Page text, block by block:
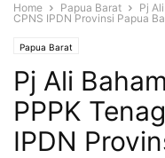
Home Papua Barat
Pj
CPNS IPDN Provinsi Papua
Papua Barat
Pj Ali
PPPK
IPDN